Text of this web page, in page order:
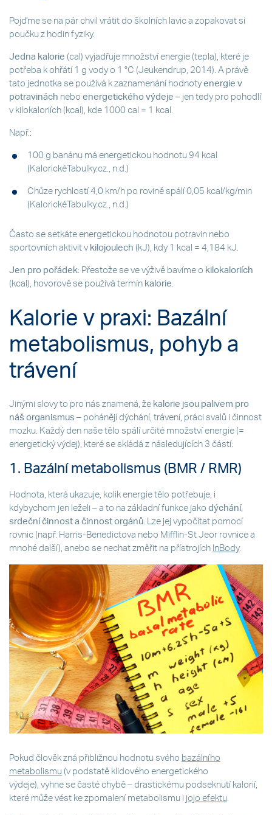
Pojďme se na pár chvil vrátit do školních lavic a zopakovat si
poučku z hodin fyziky.
Jedna kalorie (cal) vyjadřuje množství energie (tepla), které je
potřeba k ohřátí 1 g vody o 1 °C (Jeukendrup, 2014). A právě
tato jednotka se používá k zaznamenání hodnotyenergie v
potravinách nebo energetického výdeje – jen tedy pro pohodlí
v kilokaloriích (kcal), kde 1000 cal = 1 kcal.
Např.:
100 g banánu má energetickou hodnotu 94 kcal
(KalorickéTabulky.cz., n.d.)
Chůze rychlostí 4,0 km/h po rovině spálí 0,05 kcal/kg/min
(KalorickéTabulky.cz., n.d.)
Často se setkáte energetickou hodnotou potravin nebo
sportovních aktivit v kilojoulech (kJ), kdy 1 kcal = 4,184 kJ.
Jen pro pořádek: Přestože se ve výživě bavíme o kilokaloriích
(kcal), hovorově se používá termín kalorie
Kalorie v praxi: Bazální
metabolismus, pohyb a
trávení
Jinými slovy to pro nás znamená, že kalorie jsou palivem pro
náš organismus – pohánějí dýchání, trávení, práci svalů i činnost
mozku. Každý den naše tělo spálí určité množství energie (=
energetický výdej), které se skládá z následujících 3 částí:
1. Bazální metabolismus (BMR / RMR)
Hodnota, která ukazuje, kolik energie tělo potřebuje, i
kdybychom jen leželi – a to na základní funkce jako dýchání,
srdeční činnost a činnost orgánů . Lze jej vypočítat pomocí
rovnic (např. Harris-Benedictova nebo Mifflin-St Jeor rovnice a
mnohé další), anebo se nechat změřit na přístrojích InBody.
Pokud člověk zná přibližnou hodnotu svého bazálního
metabolismu (v podstatě klidového energetického
výdeje), vyhne se časté chybě – drastickému podseknutí kalorií,
které může vést ke zpomalení metabolismu i jojo efektu.